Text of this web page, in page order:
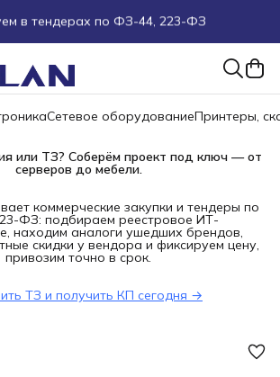
наладочные работы
000 позиций в наличии и под заказ
Сетевое оборудованиеПринтеры,
или ТЗ? Соберём проект под ключ — от
серверов до мебели.
коммерческие закупки и тендеры по
ФЗ: подбираем реестровое ИТ-
находим аналоги ушедших брендов,
скидки у вендора и фиксируем цену,
привозим точно в срок.
ТЗ и получить КП сегодня →